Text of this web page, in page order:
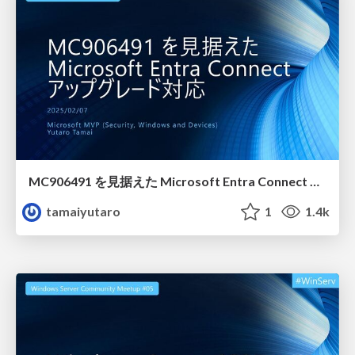
MC906491 を見据えた Microsoft Entra Connect アップグレード対応
tamaiyutaro
1 1.4k